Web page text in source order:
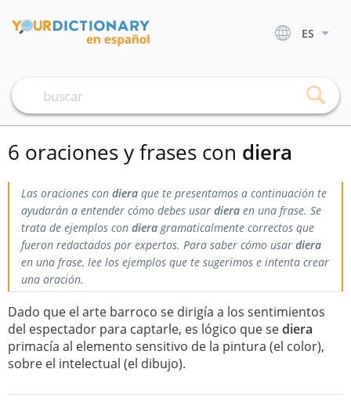
ES
6 oraciones y frases con diera
Las oraciones con diera que te presentamos a continuación te
ayudarán a entender cómo debes usar diera en una frase. Se
trata de ejemplos con dieragramaticalmente correctos que
fueron redactados por expertos. Para saber cómo usar diera
en una frase, lee los ejemplos que te sugerimos e intenta crear
una oración.
Dado que el arte barroco se dirigía a los sentimientos
del espectador para captarle, es lógico que sediera
primacía al elemento sensitivo de la pintura (el color),
sobre el intelectual (el dibujo).